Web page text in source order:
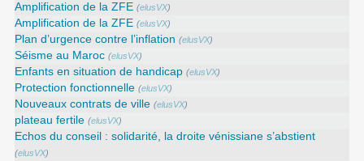
Amplification de la ZFE (elusVX)
Amplification de la ZFE (elusVX)
Plan d’urgence contre l’inflation (elusVX)
Séisme au Maroc (elusVX)
Enfants en situation de handicap (elusVX)
Protection fonctionnelle (elusVX)
Nouveaux contrats de ville (elusVX)
plateau fertile (elusVX)
Echos du conseil : solidarité, la droite vénissiane s’abstient
(elusVX)